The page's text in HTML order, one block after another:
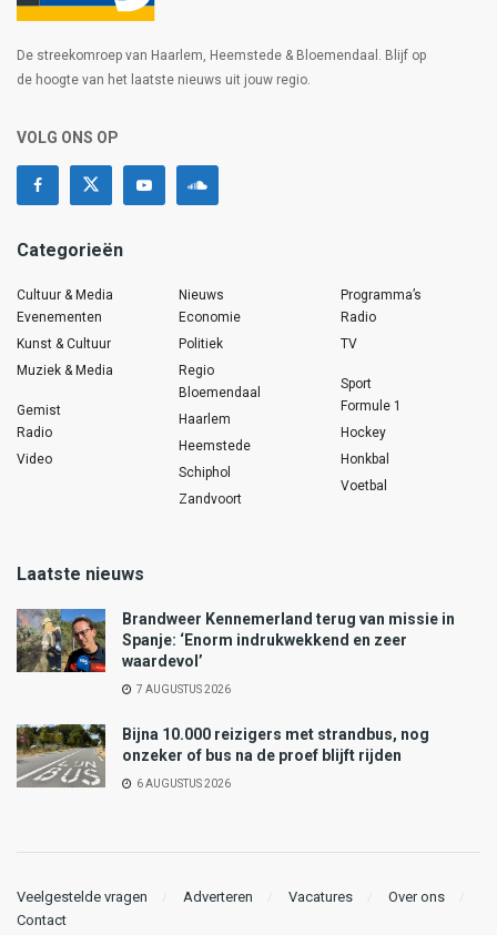
De streekomroep van Haarlem, Heemstede & Bloemendaal. Blijf op
de hoogte van het laatste nieuws uit jouw regio.
VOLG ONS OP
Categorieën
Cultuur & Media
Evenementen
Kunst & Cultuur
Muziek & Media
Gemist
Radio
Video
Nieuws
Economie
Politiek
Regio
Bloemendaal
Haarlem
Heemstede
Schiphol
Zandvoort
Programma’s
Radio
TV
Sport
Formule 1
Hockey
Honkbal
Voetbal
Laatste nieuws
Brandweer Kennemerland terug van missie in
Spanje: ‘Enorm indrukwekkend en zeer
waardevol’
7 AUGUSTUS 2026
Bijna 10.000 reizigers met strandbus, nog
onzeker of bus na de proef blijft rijden
6 AUGUSTUS 2026
Veelgestelde vragen Adverteren Vacatures
Over ons
Contact